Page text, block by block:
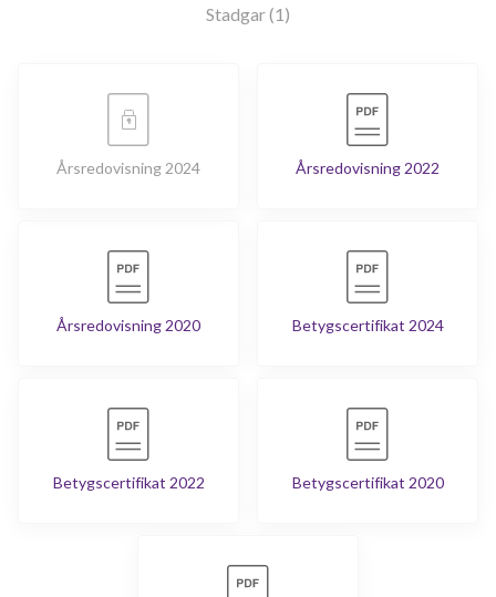
Stadgar (1)
Årsredovisning 2024 Årsredovisning 2022
Årsredovisning 2020 Betygscertifikat 2024
Betygscertifikat 2022 Betygscertifikat 2020